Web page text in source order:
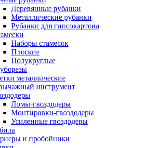
Деревянные рубанки
Металлические рубанки
Рубанки для гипсокартона
Наборы стамесок
Плоские
Полукруглые
металлические
инструмент
Ломы-гвоздодеры
Монтировки-гвоздодеры
Усиленные гвоздодеры
и пробойники